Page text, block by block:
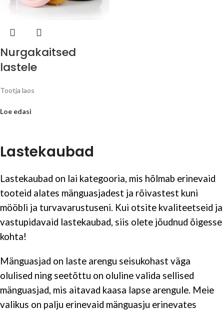
Nurgakaitsed
lastele
Tootja laos
Loe edasi
Lastekaubad
Lastekaubad on lai kategooria, mis hõlmab erinevaid
tooteid alates mänguasjadest ja rõivastest kuni
mööbli ja turvavarustuseni. Kui otsite kvaliteetseid ja
vastupidavaid lastekaubad, siis olete jõudnud õigesse
kohta!
Mänguasjad on laste arengu seisukohast väga
olulised ning seetõttu on oluline valida sellised
mänguasjad, mis aitavad kaasa lapse arengule. Meie
valikus on palju erinevaid mänguasju erinevates